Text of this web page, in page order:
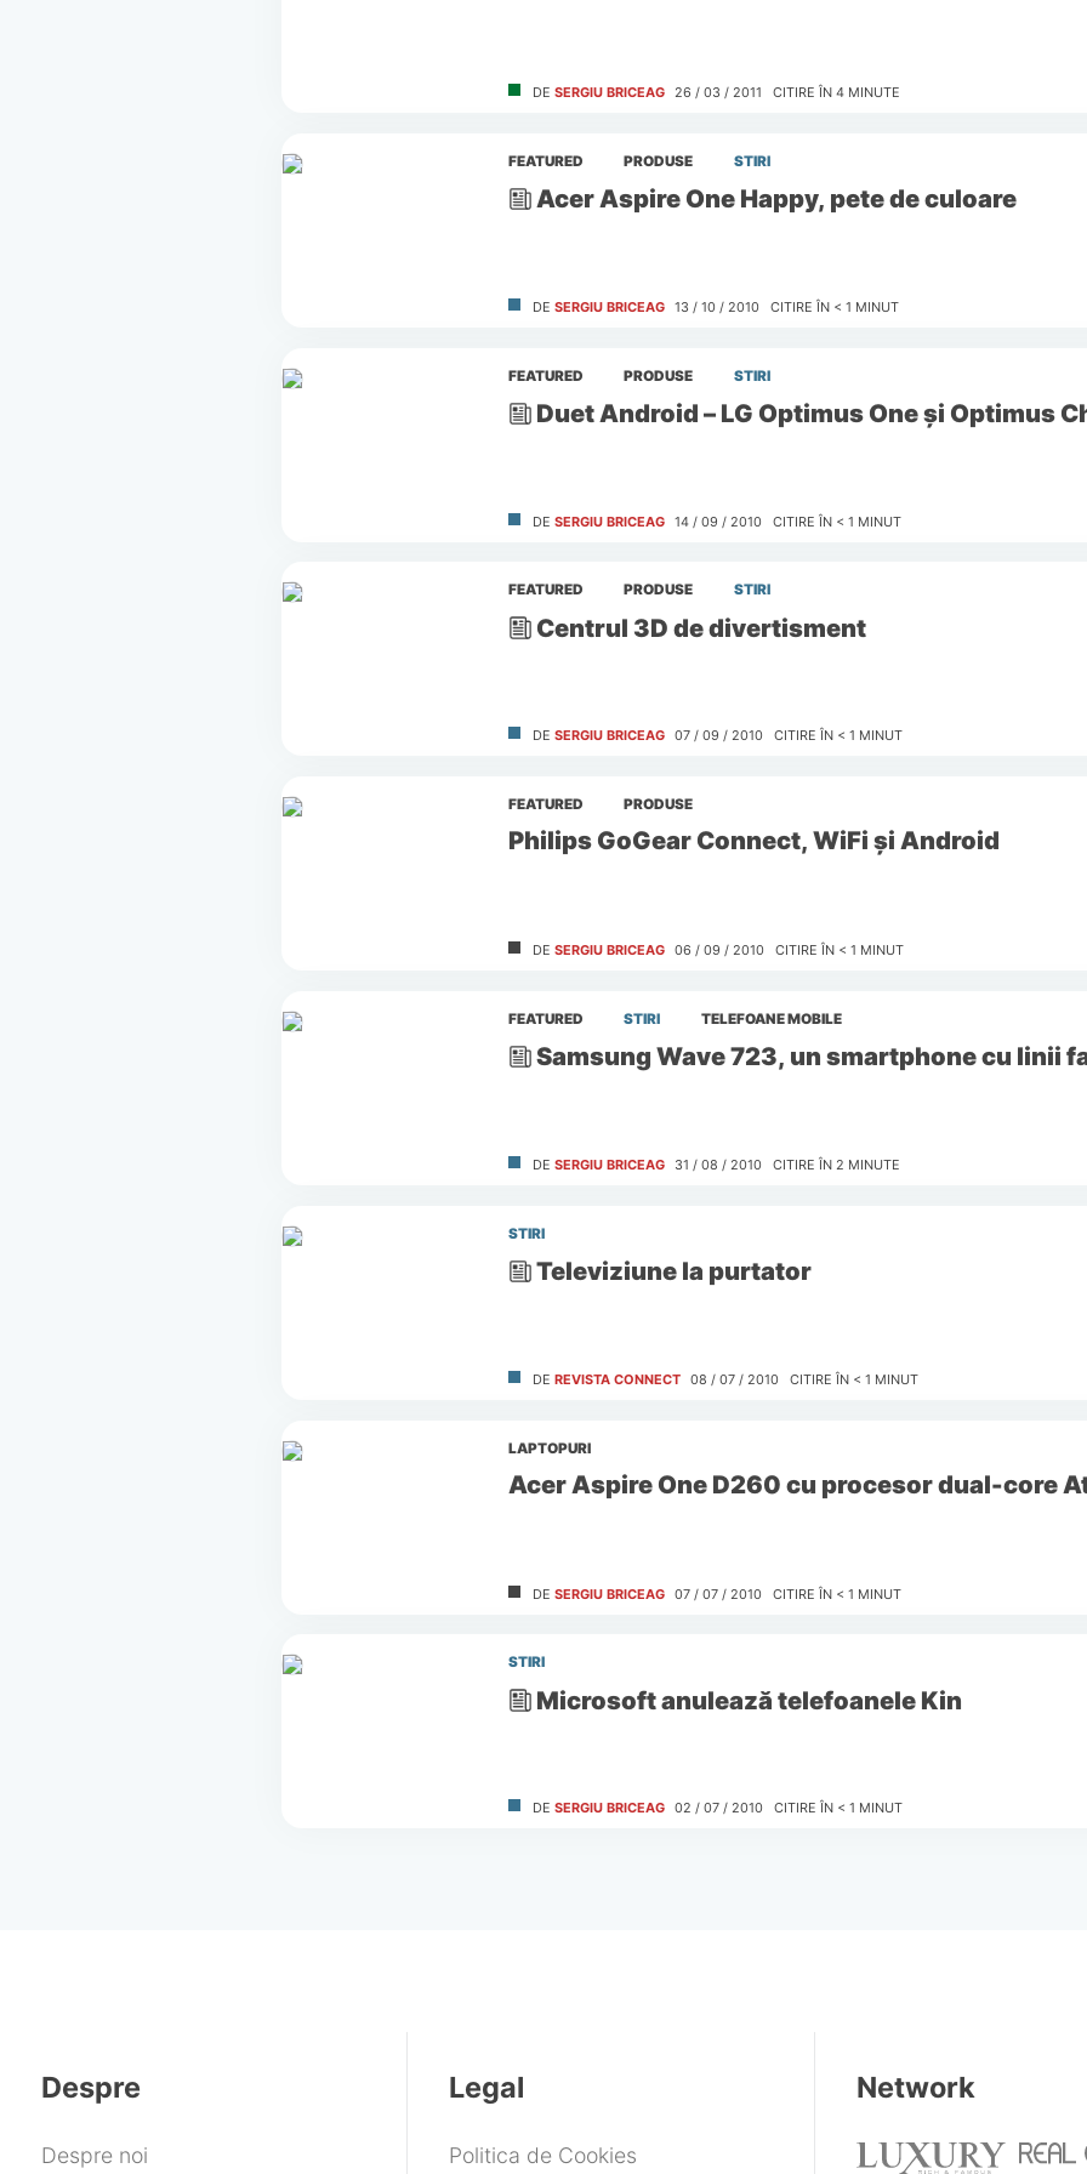
DE SERGIU BRICEAG 26 / 03 / 2011 CITIRE ÎN 4 MINUTE
FEATURED PRODUSE STIRI
Acer Aspire One Happy, pete de culoare
DE SERGIU BRICEAG 13 / 10 / 2010 CITIRE ÎN < 1 MINUT
FEATURED PRODUSE STIRI
Duet Android – LG Optimus One şi Optimus
DE SERGIU BRICEAG 14 / 09 / 2010 CITIRE ÎN < 1 MINUT
FEATURED PRODUSE STIRI
Centrul 3D de divertisment
DE SERGIU BRICEAG 07 / 09 / 2010 CITIRE ÎN < 1 MINUT
FEATURED PRODUSE
Philips GoGear Connect, WiFi şi Android
DE SERGIU BRICEAG 06 / 09 / 2010 CITIRE ÎN < 1 MINUT
FEATURED STIRI TELEFOANE MOBILE
Samsung Wave 723, un smartphone cu linii
DE SERGIU BRICEAG 31 / 08 / 2010 CITIRE ÎN 2 MINUTE
STIRI
Televiziune la purtator
DE REVISTA CONNECT 08 / 07 / 2010 CITIRE ÎN < 1 MINUT
LAPTOPURI
Acer Aspire One D260 cu procesor dual-core
DE SERGIU BRICEAG 07 / 07 / 2010 CITIRE ÎN < 1 MINUT
STIRI
Microsoft anulează telefoanele Kin
DE SERGIU BRICEAG 02 / 07 / 2010 CITIRE ÎN < 1 MINUT
Despre
Despre noi
Legal
Politica de Cookies
Network